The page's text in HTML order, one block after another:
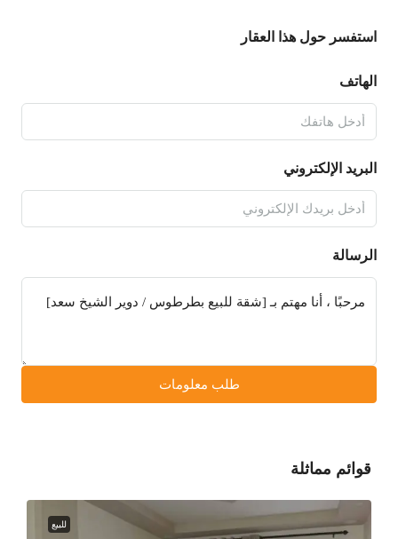
استفسر حول هذا العقار
الهاتف
البريد الإلكتروني
الرسالة
طلب معلومات
قوائم مماثلة
للبيع